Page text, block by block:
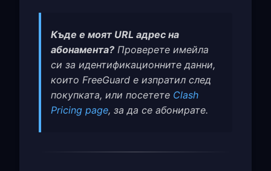
Къде е моят URL адрес на
абонамента? Проверете имейла
си за идентификационните данни,
които FreeGuard е изпратил след
покупката, или посетете Clash
Pricing page, за да се абонирате.